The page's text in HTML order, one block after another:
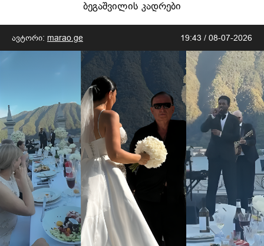
ბეგაშვილის კადრები
ავტორი: marao.ge 19:43 / 08-07-2026